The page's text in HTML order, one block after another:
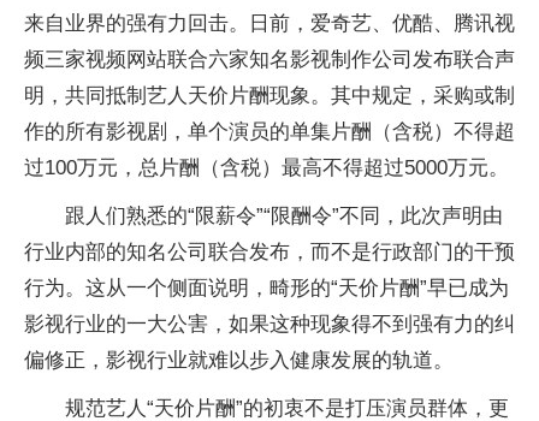
来自业界的强有力回击。日前，爱奇艺、优酷、腾讯视
频三家视频网站联合六家知名影视制作公司发布联合声
明，共同抵制艺人天价片酬现象。其中规定，采购或制
作的所有影视剧，单个演员的单集片酬（含税）不得超
过100万元，总片酬（含税）最高不得超过5000万元。
跟人们熟悉的“限薪令”“限酬令”不同，此次声明由
行业内部的知名公司联合发布，而不是行政部门的干预
行为。这从一个侧面说明，畸形的“天价片酬”早已成为
影视行业的一大公害，如果这种现象得不到强有力的纠
偏修正，影视行业就难以步入健康发展的轨道。
规范艺人“天价片酬”的初衷不是打压演员群体，更